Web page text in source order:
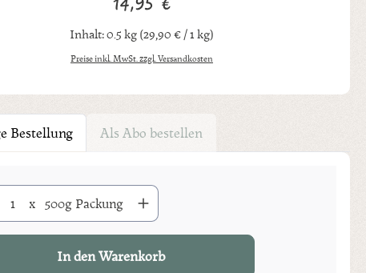
Inhalt:0.5 kg(29,90 € / 1 kg)
Preise inkl. MwSt. zzgl. Versandkosten
Bestellung Als Abo bestellen
Anzahl: Gib den gewünschten Wert ein oder benutze die Schaltflächen um
x 500g Packung
In den Warenkorb